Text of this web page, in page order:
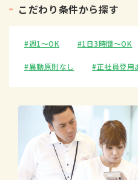
こ だわり条件から探す
週1〜OK 1日3時間〜OK
異動原則なし 正社員登用